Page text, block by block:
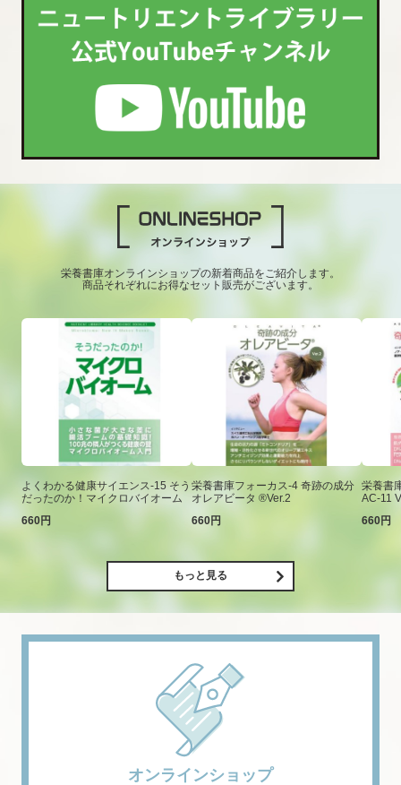
栄養書庫オンラインショップの新着商品をご紹介します。
商品それぞれにお得なセット販売がございます。
よくわかる健康サイエンス-15 そう
だったのか！マイクロバイオーム
660円
栄養書庫フォーカス-4 奇跡の成分
オレアビータ ®Ver.2
660円
栄養書
AC-11
660円
もっと見る
オンラインショップ